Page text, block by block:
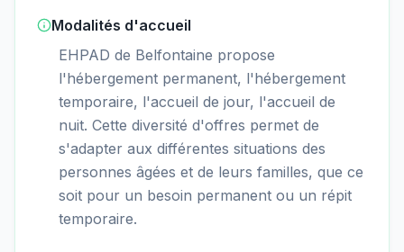
Modalités d'accueil
EHPAD de Belfontaine propose
l'hébergement permanent, l'hébergement
temporaire, l'accueil de jour, l'accueil de
nuit. Cette diversité d'offres permet de
s'adapter aux différentes situations des
personnes âgées et de leurs familles, que ce
soit pour un besoin permanent ou un répit
temporaire.